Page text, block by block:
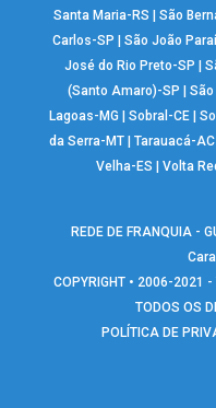
Santa Maria-RS | São
Carlos-SP | São João
José do Rio Preto-SP |
(Santo Amaro)-SP |
Lagoas-MG |Sobral-CE |
da Serra-MT| Tarauacá-AC
Velha-ES | Volta
REDE DE FRANQUIA -
COPYRIGHT • 2006-2021 -
TODOS OS
POLÍTICA DE